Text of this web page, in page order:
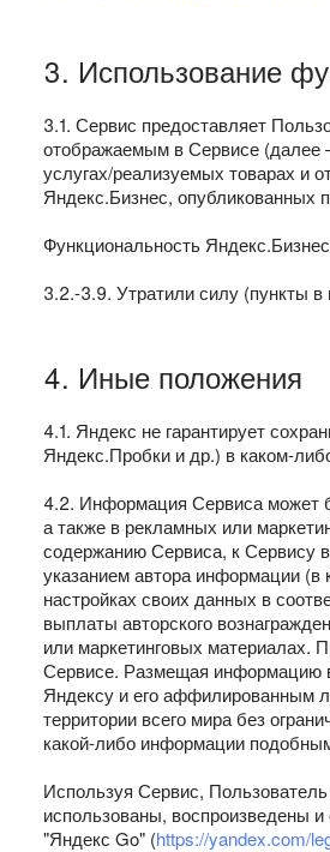
3. Использование
3.1. Сервис предоставляет
отображаемым в Сервисе (далее
услугах/реализуемых товарах и
Яндекс.Бизнес, опубликованных
Функциональность
3.2.-3.9. Утратили силу (пункты
4. Иные положения
4.1. Яндекс не гарантирует
Яндекс.Пробки и др.) в каком-
4.2. Информация Сервиса может
а также в рекламных или
содержанию Сервиса, к Сервису
указанием автора информации (в
настройках своих данных в
выплаты авторского
или маркетинговых материалах.
Сервисе. Размещая информацию
Яндексу и его аффилированным
территории всего мира без
какой-либо информации
Используя Сервис,
использованы, воспроизведены
"Яндекс Go" (https://yandex.com/